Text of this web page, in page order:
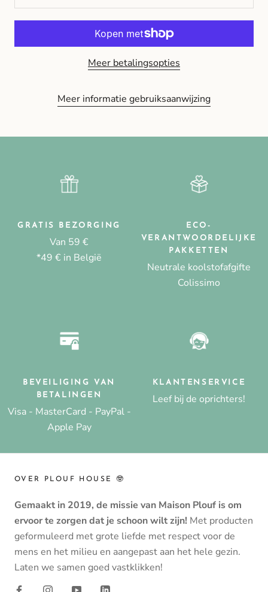
Meer betalingsopties
Meer informatie gebruiksaanwijzing
GRATIS BEZORGING
Van 59 €
*49 € in België
ECO-
VERANTWOORDELIJKE
PAKKETTEN
Neutrale koolstofafgifte
Colissimo
BEVEILIGING VAN
BETALINGEN
Visa - MasterCard - PayPal -
Apple Pay
KLANTENSERVICE
Leef bij de oprichters!
OVER PLOUF HOUSE 🤓
Gemaakt in 2019, de missie van Maison Plouf is om
ervoor te zorgen dat je schoon wilt zijn! Met producten
geformuleerd met grote liefde met respect voor de
mens en het milieu en aangepast aan het hele gezin.
Laten we samen goed vastklikken!